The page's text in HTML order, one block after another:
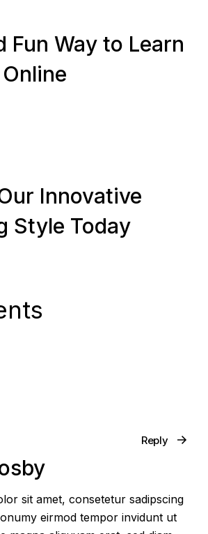
Fun Way to Learn
Innovative
Style Today
sit amet, consetetur sadipscing
eirmod tempor invidunt ut
Reply